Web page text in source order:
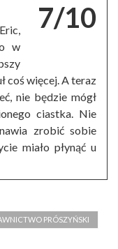
7/10
w
coś więcej. A teraz
nie będzie mógł
ciastka. Nie
zrobić sobie
miało płynąć u
PRÓSZYŃSKI